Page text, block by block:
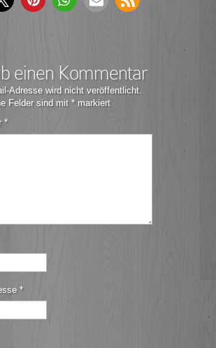
einen Kommentar
Adresse wird nicht veröffentlicht.
Felder sind mit * markiert
*
*